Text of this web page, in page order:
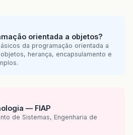
orientada a objetos?
da programação orientada a
herança, encapsulamento e
— FIAP
de Sistemas, Engenharia de